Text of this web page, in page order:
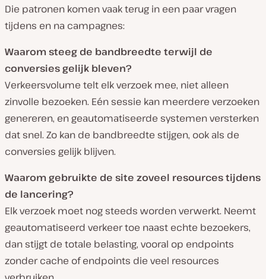
Die patronen komen vaak terug in een paar vragen
tijdens en na campagnes:
Waarom steeg de bandbreedte terwijl de
conversies gelijk bleven?
Verkeersvolume telt elk verzoek mee, niet alleen
zinvolle bezoeken. Eén sessie kan meerdere verzoeken
genereren, en geautomatiseerde systemen versterken
dat snel. Zo kan de bandbreedte stijgen, ook als de
conversies gelijk blijven.
Waarom gebruikte de site zoveel resources tijdens
de lancering?
Elk verzoek moet nog steeds worden verwerkt. Neemt
geautomatiseerd verkeer toe naast echte bezoekers,
dan stijgt de totale belasting, vooral op endpoints
zonder cache of endpoints die veel resources